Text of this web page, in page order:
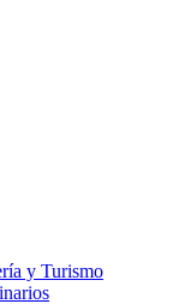
y Turismo